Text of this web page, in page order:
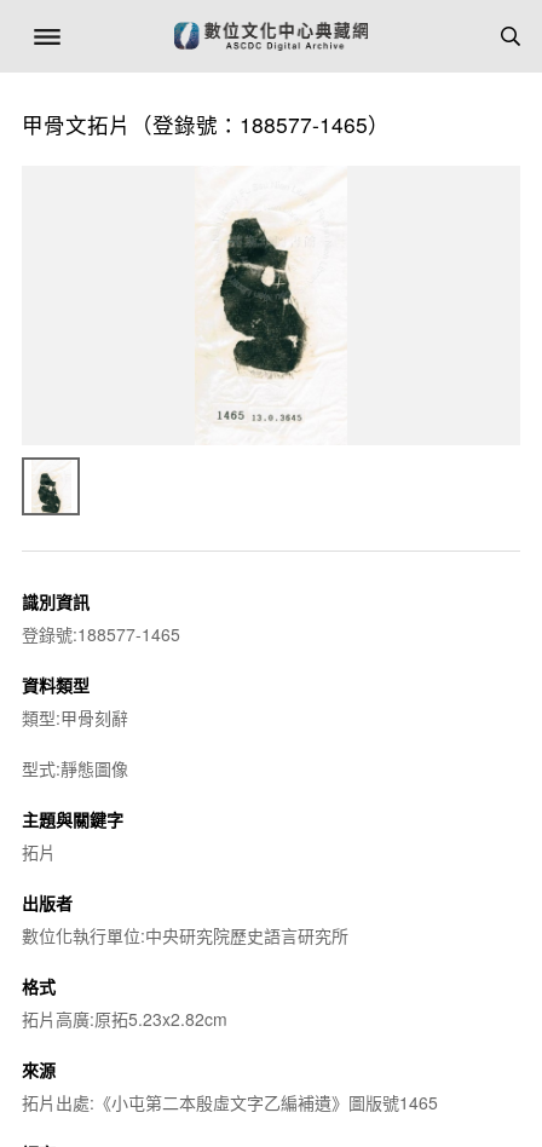
甲骨文拓片（登錄號：188577-1465）
識別資訊
登錄號:188577-1465
資料類型
類型:甲骨刻辭
型式:靜態圖像
主題與關鍵字
拓片
出版者
數位化執行單位:中央研究院歷史語言研究所
格式
拓片高廣:原拓5.23x2.82cm
來源
拓片出處:《小屯第二本殷虛文字乙編補遺》圖版號1465